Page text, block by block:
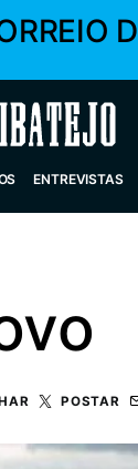
ENTREVISTAS
POSTAR